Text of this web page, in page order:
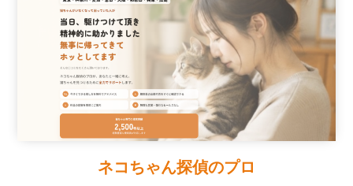
ネコちゃん探偵のプロ